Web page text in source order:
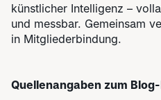
künstlicher Intelligenz –
und messbar. Gemeinsam
in Mitgliederbindung.
Quellenangaben zum